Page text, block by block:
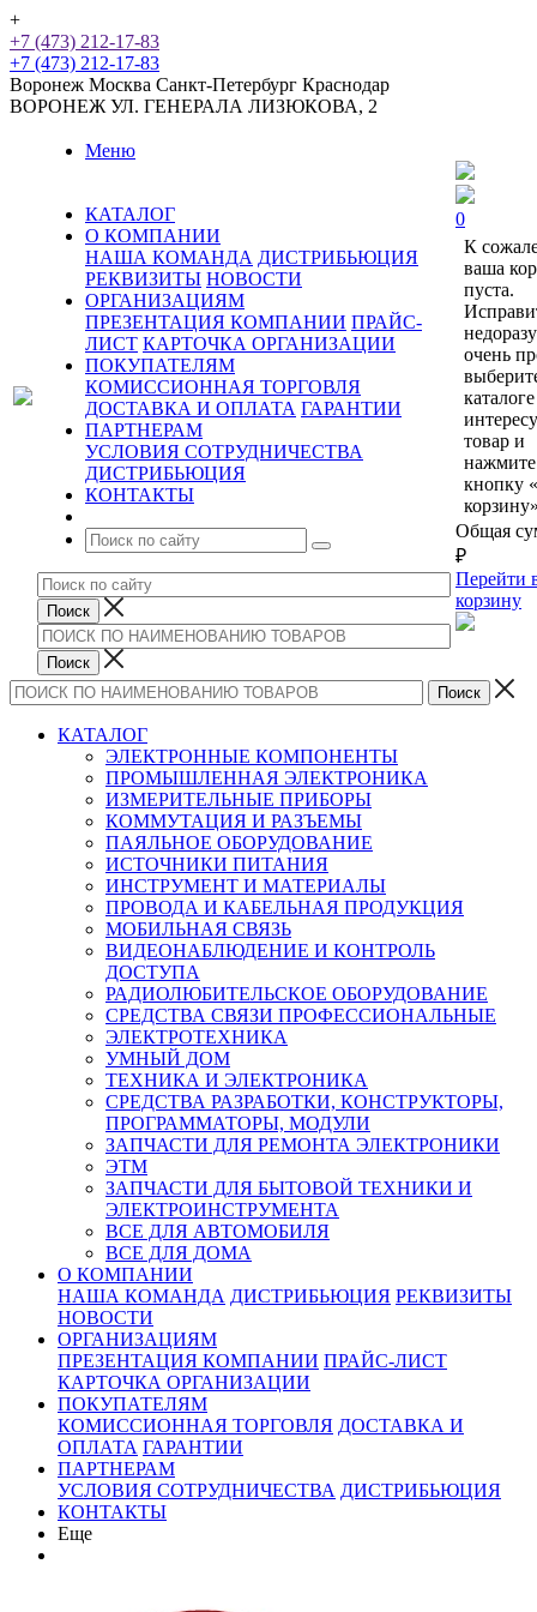
+
+7 (473) 212-17-83
+7 (473) 212-17-83
Воронеж Москва Санкт-Петербург Краснодар
ВОРОНЕЖ УЛ. ГЕНЕРАЛА ЛИЗЮКОВА, 2
Меню
КАТАЛОГ
О КОМПАНИИ
НАША КОМАНДА ДИСТРИБЬЮЦИЯ
РЕКВИЗИТЫ НОВОСТИ
ОРГАНИЗАЦИЯМ
ПРЕЗЕНТАЦИЯ КОМПАНИИ ПРАЙС-
ЛИСТ КАРТОЧКА ОРГАНИЗАЦИИ
ПОКУПАТЕЛЯМ
КОМИССИОННАЯ ТОРГОВЛЯ
ДОСТАВКА И ОПЛАТА ГАРАНТИИ
ПАРТНЕРАМ
УСЛОВИЯ СОТРУДНИЧЕСТВА
ДИСТРИБЬЮЦИЯ
КОНТАКТЫ
0
К
ваша
пуста.
очень
каталоге
товар и
нажмите
кнопку
Общая
₽
Перейти
корзину
КАТАЛОГ
ЭЛЕКТРОННЫЕ КОМПОНЕНТЫ
ПРОМЫШЛЕННАЯ ЭЛЕКТРОНИКА
ИЗМЕРИТЕЛЬНЫЕ ПРИБОРЫ
КОММУТАЦИЯ И РАЗЪЕМЫ
ПАЯЛЬНОЕ ОБОРУДОВАНИЕ
ИСТОЧНИКИ ПИТАНИЯ
ИНСТРУМЕНТ И МАТЕРИАЛЫ
ПРОВОДА И КАБЕЛЬНАЯ ПРОДУКЦИЯ
МОБИЛЬНАЯ СВЯЗЬ
ВИДЕОНАБЛЮДЕНИЕ И КОНТРОЛЬ
ДОСТУПА
РАДИОЛЮБИТЕЛЬСКОЕ ОБОРУДОВАНИЕ
СРЕДСТВА СВЯЗИ ПРОФЕССИОНАЛЬНЫЕ
ЭЛЕКТРОТЕХНИКА
УМНЫЙ ДОМ
ТЕХНИКА И ЭЛЕКТРОНИКА
СРЕДСТВА РАЗРАБОТКИ, КОНСТРУКТОРЫ,
ПРОГРАММАТОРЫ, МОДУЛИ
ЗАПЧАСТИ ДЛЯ РЕМОНТА ЭЛЕКТРОНИКИ
ЭТМ
ЗАПЧАСТИ ДЛЯ БЫТОВОЙ ТЕХНИКИ И
ЭЛЕКТРОИНСТРУМЕНТА
ВСЕ ДЛЯ АВТОМОБИЛЯ
ВСЕ ДЛЯ ДОМА
О КОМПАНИИ
НАША КОМАНДА ДИСТРИБЬЮЦИЯ РЕКВИЗИТЫ
НОВОСТИ
ОРГАНИЗАЦИЯМ
ПРЕЗЕНТАЦИЯ КОМПАНИИ ПРАЙС-ЛИСТ
КАРТОЧКА ОРГАНИЗАЦИИ
ПОКУПАТЕЛЯМ
КОМИССИОННАЯ ТОРГОВЛЯ ДОСТАВКА И
ОПЛАТА ГАРАНТИИ
ПАРТНЕРАМ
УСЛОВИЯ СОТРУДНИЧЕСТВА ДИСТРИБЬЮЦИЯ
КОНТАКТЫ
Еще